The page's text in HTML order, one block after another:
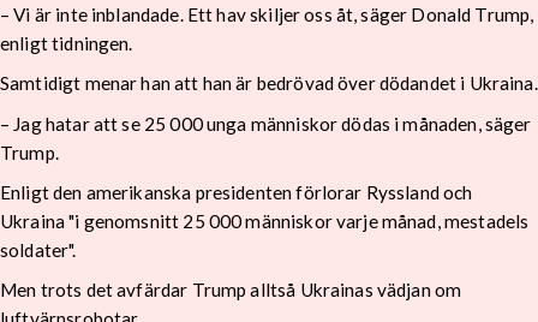
– Vi är inte inblandade. Ett hav skiljer oss åt, säger Donald Trump,
enligt tidningen.
Samtidigt menar han att han är bedrövad över dödandet i Ukraina.
– Jag hatar att se 25 000 unga människor dödas i månaden, säger
Trump.
Enligt den amerikanska presidenten förlorar Ryssland och
Ukraina "i genomsnitt 25 000 människor varje månad, mestadels
soldater".
Men trots det avfärdar Trump alltså Ukrainas vädjan om